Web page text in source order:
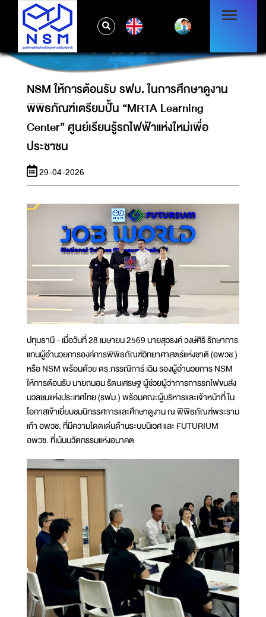
NSM ให้การต้อนรับ รฟม. ในการศึกษาดูงาน
พิพิธภัณฑ์เตรียมปั้น “MRTA LEARNING
CENTER” ศูนย์เรียนรู้รถไฟฟ้าแห่งใหม่เพื่อ
ประชาชน
NSM ให้การต้อนรับ รฟม. ในการศึกษาดูงาน
พิพิธภัณฑ์เตรียมปั้น “MRTA Learning
Center” ศูนย์เรียนรู้รถไฟฟ้าแห่งใหม่เพื่อ
ประชาชน
29-04-2026
ปทุมธานี - เมื่อวันที่ 28 เมษายน 2569 นายสุวรงค์ วงษ์ศิริ รักษาการ
แทนผู้อำนวยการองค์การพิพิธภัณฑ์วิทยาศาสตร์แห่งชาติ (อพวช.)
หรือ NSM พร้อมด้วย ดร.กรรณิการ์ เฉิน รองผู้อำนวยการ NSM
ให้การต้อนรับ นายถนอม รัตนเศรษฐ ผู้ช่วยผู้ว่าการการรถไฟขนส่ง
มวลชนแห่งประเทศไทย (รฟม.) พร้อมคณะผู้บริหารและเจ้าหน้าที่ ใน
โอกาสเข้าเยี่ยมชมนิทรรศการและศึกษาดูงาน ณ พิพิธภัณฑ์พระราม
เก้า อพวช. ที่มีความโดดเด่นด้านระบบนิเวศ และ FUTURIUM
อพวช. ที่เน้นนวัตกรรมแห่งอนาคต